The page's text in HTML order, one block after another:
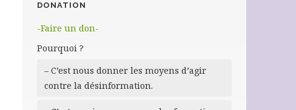
DONATION
-Faire un don-
Pourquoi ?
– C’est nous donner les moyens d’agir
contre la désinformation.